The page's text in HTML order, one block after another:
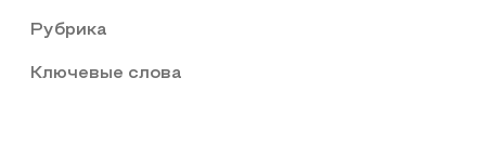
Рубрика
Ключевые слова